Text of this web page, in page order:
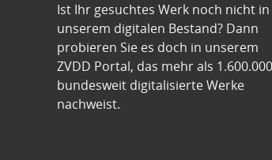
Ist Ihr gesuchtes Werk noch nicht in
unserem digitalen Bestand? Dann
probieren Sie es doch in unserem
ZVDD Portal, das mehr als 1.600.000
bundesweit digitalisierte Werke
nachweist.